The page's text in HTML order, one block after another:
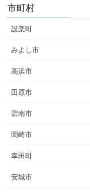
市町村
設楽町
みよし市
高浜市
田原市
碧南市
岡崎市
幸田町
安城市